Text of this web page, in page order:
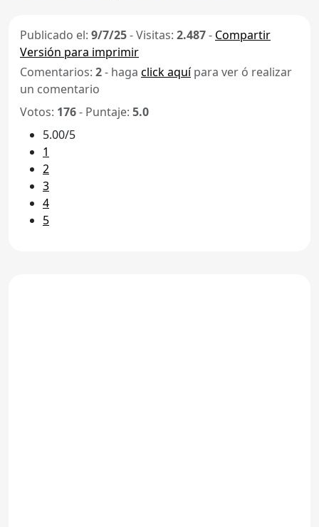
Publicado el: 9/7/25-Visitas: 2.487- Compartir
Versión para imprimir
Comentarios: 2- haga click aquípara ver ó realizar
un comentario
Votos: 176- Puntaje: 5.0
5.00/5
1
2
3
4
5